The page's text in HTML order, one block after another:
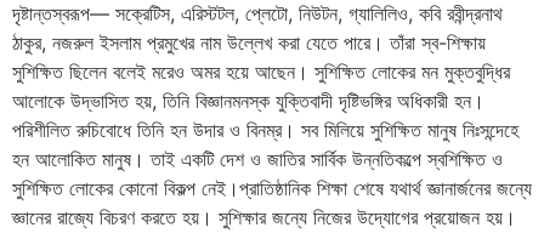
দৃষ্টান্তস্বরূপ— সক্রেটিস, এরিস্টটল, প্লেটো, নিউটন, গ্যালিলিও, কবি রবীন্দ্রনাথ
ঠাকুর, নজরুল ইসলাম প্রমুখের নাম উল্লেখ করা যেতে পারে। তাঁরা স্ব-শিক্ষায়
সুশিক্ষিত ছিলেন বলেই মরেও অমর হয়ে আছেন। সুশিক্ষিত লোকের মন মুক্তবুদ্ধির
আলোকে উদ্ভাসিত হয়, তিনি বিজ্ঞানমনস্ক যুক্তিবাদী দৃষ্টিভঙ্গির অধিকারী হন।
পরিশীলিত রুচিবোধে তিনি হন উদার ও বিনম্র। সব মিলিয়ে সুশিক্ষিত মানুষ নিঃসন্দেহে
হন আলোকিত মানুষ। তাই একটি দেশ ও জাতির সার্বিক উন্নতিকল্পে স্বশিক্ষিত ও
সুশিক্ষিত লোকের কোনো বিকল্প নেই।প্রাতিষ্ঠানিক শিক্ষা শেষে যথার্থ জ্ঞানার্জনের জন্যে
জ্ঞানের রাজ্যে বিচরণ করতে হয়। সুশিক্ষার জন্যে নিজের উদ্যোগের প্রয়োজন হয়।